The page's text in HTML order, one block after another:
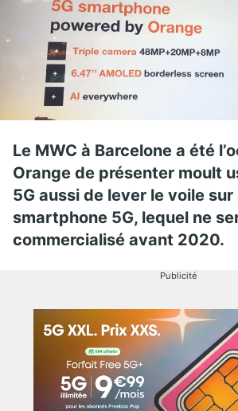
Le MWC à Barcelone a été
Orange de présenter moult
5G aussi de lever le voile
smartphone 5G, lequel ne
commercialisé avant 2020.
Publicité